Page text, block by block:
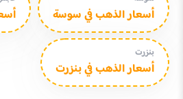
أسعار الذهب في سوسة
بنزرت
أسعار الذهب في بنزرت